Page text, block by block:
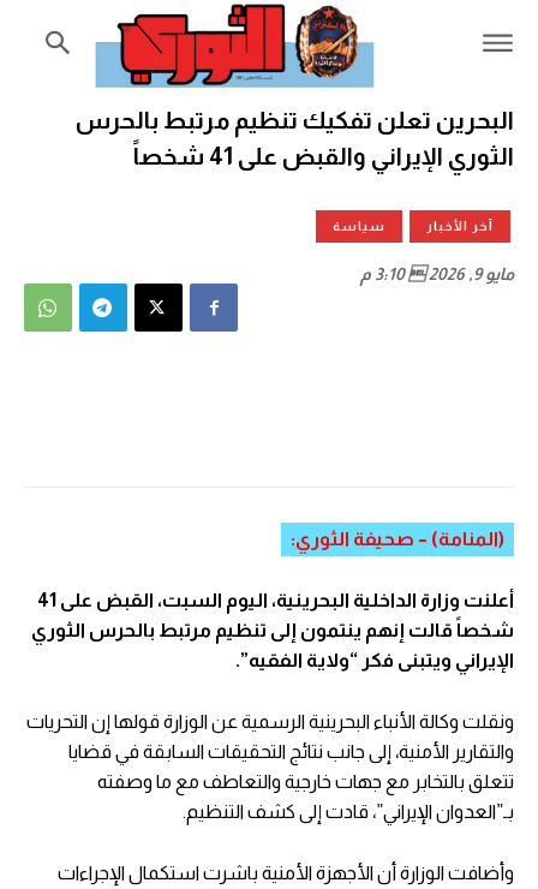
البحرين تعلن تفكيك تنظيم مرتبط بالحرس
الثوري الإيراني والقبض على 41 شخصاً
آخر الأخبار سياسة
مايو 9, 2026  3:10 م
(المنامة) – صحيفة الثوري:
أعلنت وزارة الداخلية البحرينية، اليوم السبت، القبض على 41
شخصاً قالت إنهم ينتمون إلى تنظيم مرتبط بالحرس الثوري
الإيراني ويتبنى فكر “ولاية الفقيه”.
ونقلت وكالة الأنباء البحرينية الرسمية عن الوزارة قولها إن التحريات
والتقارير الأمنية، إلى جانب نتائج التحقيقات السابقة في قضايا
تتعلق بالتخابر مع جهات خارجية والتعاطف مع ما وصفته
بـ”العدوان الإيراني”، قادت إلى كشف التنظيم.
وأضافت الوزارة أن الأجهزة الأمنية باشرت استكمال الإجراءات